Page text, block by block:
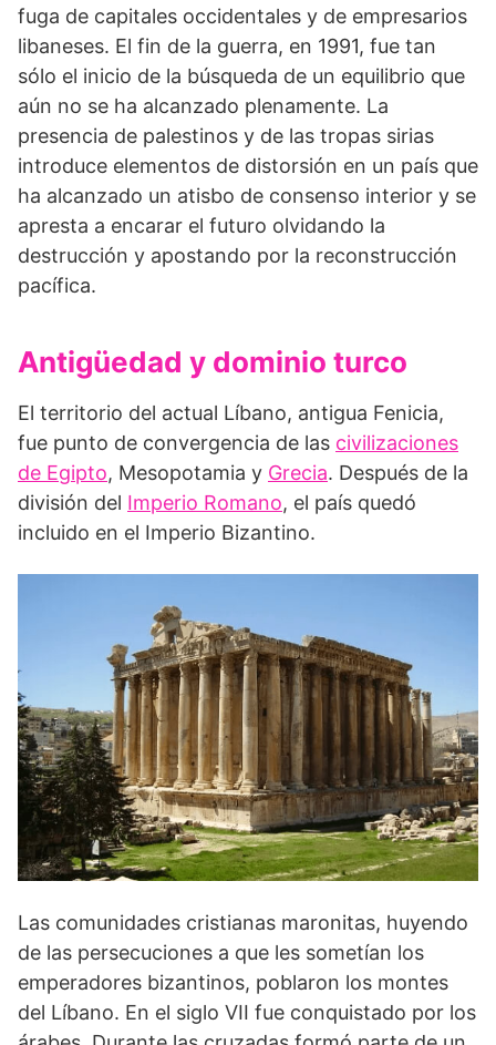
fuga de capitales occidentales y de empresarios
libaneses. El fin de la guerra, en 1991, fue tan
sólo el inicio de la búsqueda de un equilibrio que
aún no se ha alcanzado plenamente. La
presencia de palestinos y de las tropas sirias
introduce elementos de distorsión en un país que
ha alcanzado un atisbo de consenso interior y se
apresta a encarar el futuro olvidando la
destrucción y apostando por la reconstrucción
pacífica.
Antigüedad y dominio turco
El territorio del actual Líbano, antigua Fenicia,
fue punto de convergencia de las civilizaciones
de Egipto, Mesopotamia y Grecia. Después de la
división del Imperio Romano, el país quedó
incluido en el Imperio Bizantino.
Las comunidades cristianas maronitas, huyendo
de las persecuciones a que les sometían los
emperadores bizantinos, poblaron los montes
del Líbano. En el siglo VII fue conquistado por los